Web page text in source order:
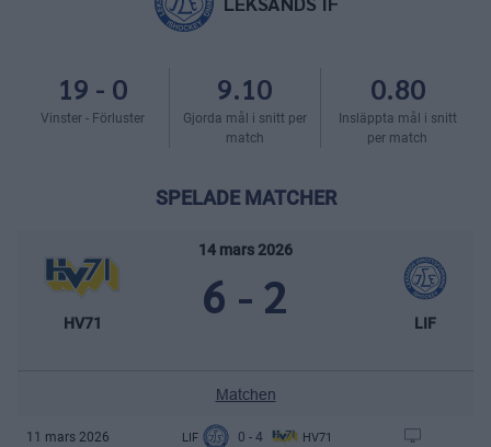
19 - 0
Vinster - Förluster
9.10
Gjorda mål i snitt per
match
0.80
Insläppta mål i snitt
per match
SPELADE MATCHER
HV71
14 mars 2026
6 - 2 LIF
Matchen
11 mars 2026 LIF 0 - 4 HV71